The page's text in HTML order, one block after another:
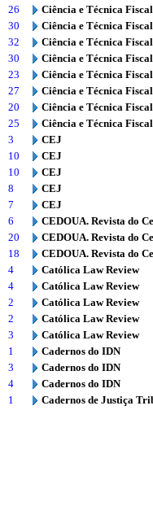
26
Ciência e Técnica Fiscal
30
Ciência e Técnica Fiscal
32
Ciência e Técnica Fiscal
30
Ciência e Técnica Fiscal
23
Ciência e Técnica Fiscal
27
Ciência e Técnica Fiscal
20
Ciência e Técnica Fiscal
25
Ciência e Técnica Fiscal
3
CEJ
10
CEJ
10
CEJ
8
CEJ
7
CEJ
6
CEDOUA. Revista do
20
CEDOUA. Revista do
18
CEDOUA. Revista do
4
Católica Law Review
4
Católica Law Review
2
Católica Law Review
2
Católica Law Review
3
Católica Law Review
1
Cadernos do IDN
3
Cadernos do IDN
4
Cadernos do IDN
1
Cadernos de Justiça